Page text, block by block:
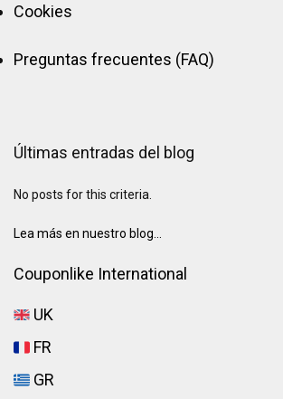
Cookies
Preguntas frecuentes (FAQ)
Últimas entradas del blog
No posts for this criteria.
Lea más en nuestro blog...
Couponlike International
UK
FR
GR